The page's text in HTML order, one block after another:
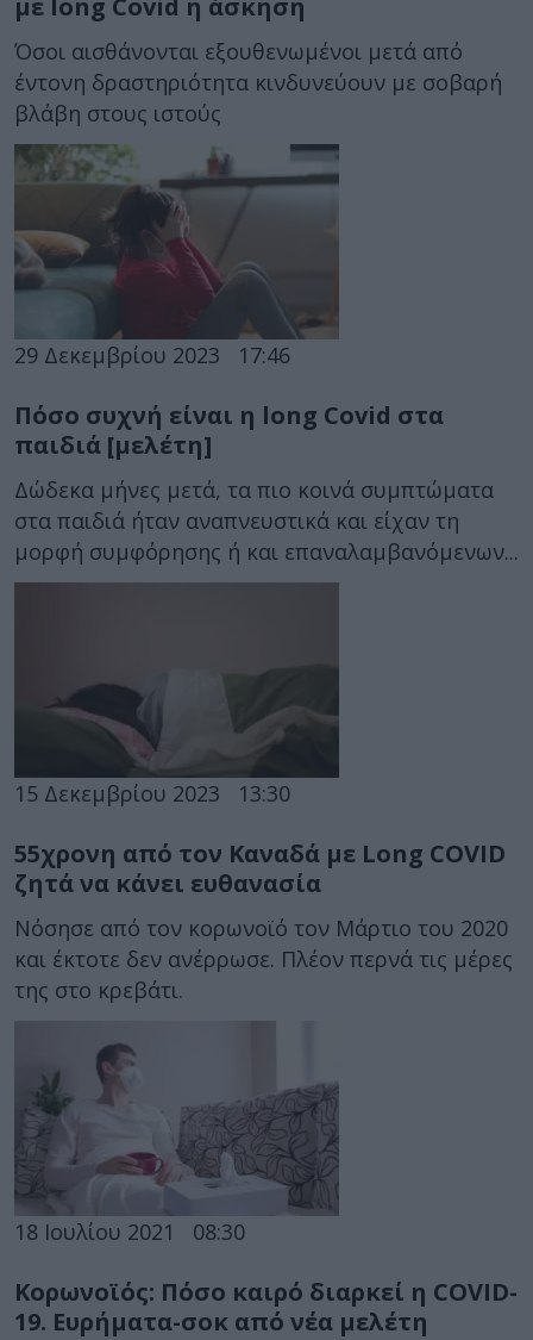
Όσοι αισθάνονται εξουθενωμένοι μετά από
έντονη δραστηριότητα κινδυνεύουν με σοβαρή
βλάβη στους ιστούς
29 Δεκεμβρίου 2023 17:46
Πόσο συχνή είναι η long Covid στα
παιδιά [μελέτη]
Δώδεκα μήνες μετά, τα πιο κοινά συμπτώματα
στα παιδιά ήταν αναπνευστικά και είχαν τη
μορφή συμφόρησης ή και επαναλαμβανόμενων...
15 Δεκεμβρίου 2023 13:30
55χρονη από τον Καναδά με Long COVID
ζητά να κάνει ευθανασία
Νόσησε από τον κορωνοϊό τον Μάρτιο του 2020
και έκτοτε δεν ανέρρωσε. Πλέον περνά τις μέρες
της στο κρεβάτι.
18 Ιουλίου 2021 08:30
Κορωνοϊός: Πόσο καιρό διαρκεί η COVID-
19. Ευρήματα-σοκ από νέα μελέτη